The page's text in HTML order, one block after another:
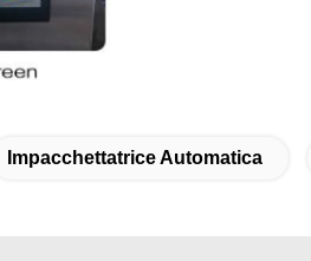
Impacchettatrice Automatica